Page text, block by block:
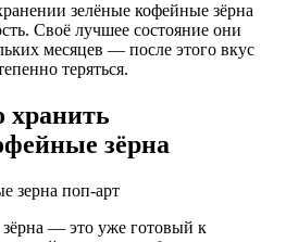
зелёные кофейные зёрна
Своё лучшее состояние они
месяцев — после этого вкус
теряться.
хранить
зёрна
— это уже готовый к